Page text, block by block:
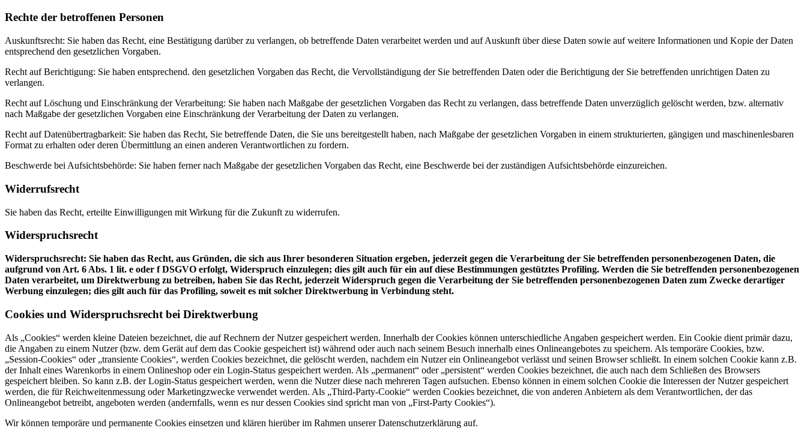
Rechte der betroffenen Personen
Auskunftsrecht: Sie haben das Recht, eine Bestätigung darüber zu verlangen, ob betreffende Daten verarbeitet werden und auf Auskunft über diese Daten sowie auf weitere Informationen und Kopie der Daten
entsprechend den gesetzlichen Vorgaben.
Recht auf Berichtigung: Sie haben entsprechend. den gesetzlichen Vorgaben das Recht, die Vervollständigung der Sie betreffenden Daten oder die Berichtigung der Sie betreffenden unrichtigen Daten zu
verlangen.
Recht auf Löschung und Einschränkung der Verarbeitung: Sie haben nach Maßgabe der gesetzlichen Vorgaben das Recht zu verlangen, dass betreffende Daten unverzüglich gelöscht werden, bzw. alternativ
nach Maßgabe der gesetzlichen Vorgaben eine Einschränkung der Verarbeitung der Daten zu verlangen.
Recht auf Datenübertragbarkeit: Sie haben das Recht, Sie betreffende Daten, die Sie uns bereitgestellt haben, nach Maßgabe der gesetzlichen Vorgaben in einem strukturierten, gängigen und maschinenlesbaren
Format zu erhalten oder deren Übermittlung an einen anderen Verantwortlichen zu fordern.
Beschwerde bei Aufsichtsbehörde: Sie haben ferner nach Maßgabe der gesetzlichen Vorgaben das Recht, eine Beschwerde bei der zuständigen Aufsichtsbehörde einzureichen.
Widerrufsrecht
Sie haben das Recht, erteilte Einwilligungen mit Wirkung für die Zukunft zu widerrufen.
Widerspruchsrecht
Widerspruchsrecht: Sie haben das Recht, aus Gründen, die sich aus Ihrer besonderen Situation ergeben, jederzeit gegen die Verarbeitung der Sie betreffenden personenbezogenen Daten, die
aufgrund von Art. 6 Abs. 1 lit. e oder f DSGVO erfolgt, Widerspruch einzulegen; dies gilt auch für ein auf diese Bestimmungen gestütztes Profiling. Werden die Sie betreffenden personenbezogenen
Daten verarbeitet, um Direktwerbung zu betreiben, haben Sie das Recht, jederzeit Widerspruch gegen die Verarbeitung der Sie betreffenden personenbezogenen Daten zum Zwecke derartiger
Werbung einzulegen; dies gilt auch für das Profiling, soweit es mit solcher Direktwerbung in Verbindung steht.
Cookies und Widerspruchsrecht bei Direktwerbung
Als „Cookies“ werden kleine Dateien bezeichnet, die auf Rechnern der Nutzer gespeichert werden. Innerhalb der Cookies können unterschiedliche Angaben gespeichert werden. Ein Cookie dient primär dazu,
die Angaben zu einem Nutzer (bzw. dem Gerät auf dem das Cookie gespeichert ist) während oder auch nach seinem Besuch innerhalb eines Onlineangebotes zu speichern. Als temporäre Cookies, bzw.
„Session-Cookies“ oder „transiente Cookies“, werden Cookies bezeichnet, die gelöscht werden, nachdem ein Nutzer ein Onlineangebot verlässt und seinen Browser schließt. In einem solchen Cookie kann z.B.
der Inhalt eines Warenkorbs in einem Onlineshop oder ein Login-Status gespeichert werden. Als „permanent“ oder „persistent“ werden Cookies bezeichnet, die auch nach dem Schließen des Browsers
gespeichert bleiben. So kann z.B. der Login-Status gespeichert werden, wenn die Nutzer diese nach mehreren Tagen aufsuchen. Ebenso können in einem solchen Cookie die Interessen der Nutzer gespeichert
werden, die für Reichweitenmessung oder Marketingzwecke verwendet werden. Als „Third-Party-Cookie“ werden Cookies bezeichnet, die von anderen Anbietern als dem Verantwortlichen, der das
Onlineangebot betreibt, angeboten werden (andernfalls, wenn es nur dessen Cookies sind spricht man von „First-Party Cookies“).
Wir können temporäre und permanente Cookies einsetzen und klären hierüber im Rahmen unserer Datenschutzerklärung auf.